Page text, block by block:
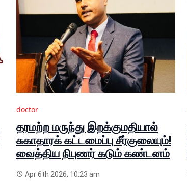
doctor
தரமற்ற மருந்து இறக்குமதியால்
சுகாதாரக் கட்டமைப்பு சீர்குலையும்!
வைத்திய நிபுணர் கடும் கண்டனம்
Apr 6th 2026, 10:23 am